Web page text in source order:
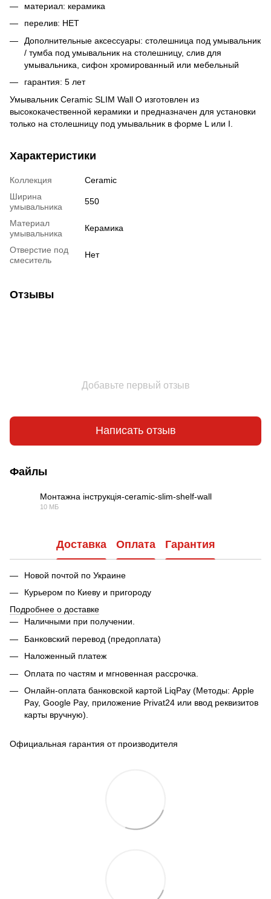
материал: керамика
перелив: НЕТ
Дополнительные аксессуары: столешница под умывальник
/ тумба под умывальник на столешницу, слив для
умывальника, сифон хромированный или мебельный
гарантия: 5 лет
Умывальник Ceramic SLIM Wall O изготовлен из
высококачественной керамики и предназначен для установки
только на столешницу под умывальник в форме L или I.
Характеристики
Коллекция
Ceramic
Ширина
умывальника
550
Материал
умывальника
Керамика
Отверстие под
смеситель
Нет
Отзывы
Добавьте первый отзыв
Написать отзыв
Файлы
Монтажна інструкція-ceramic-slim-shelf-wall
10 МБ
Доставка Оплата Гарантия
Новой почтой по Украине
Курьером по Киеву и пригороду
Подробнее о доставке
Наличными при получении.
Банковский перевод (предоплата)
Наложенный платеж
Оплата по частям и мгновенная рассрочка.
Онлайн-оплата банковской картой LiqPay (Методы: Apple
Pay, Google Pay, приложение Privat24 или ввод реквизитов
карты вручную).
Официальная гарантия от производителя